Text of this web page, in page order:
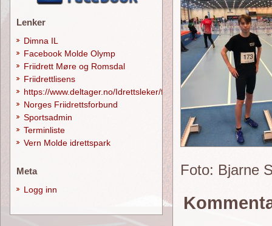
Foto: Bjarne
Lenker
Dimna IL
Facebook Molde Olymp
Friidrett Møre og Romsdal
Friidrettlisens
https://www.deltager.no/Idrettsleker/forside
Norges Friidrettsforbund
Sportsadmin
Terminliste
Vern Molde idrettspark
Meta
Logg inn